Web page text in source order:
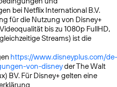
bei Netflix International B.V.
für die Nutzung von Disney+
bis zu 1080p FullHD,
Streams) ist die
https://www.disneyplus.com/de-
von-disneyder The Walt
BV. Für Disney+ gelten eine